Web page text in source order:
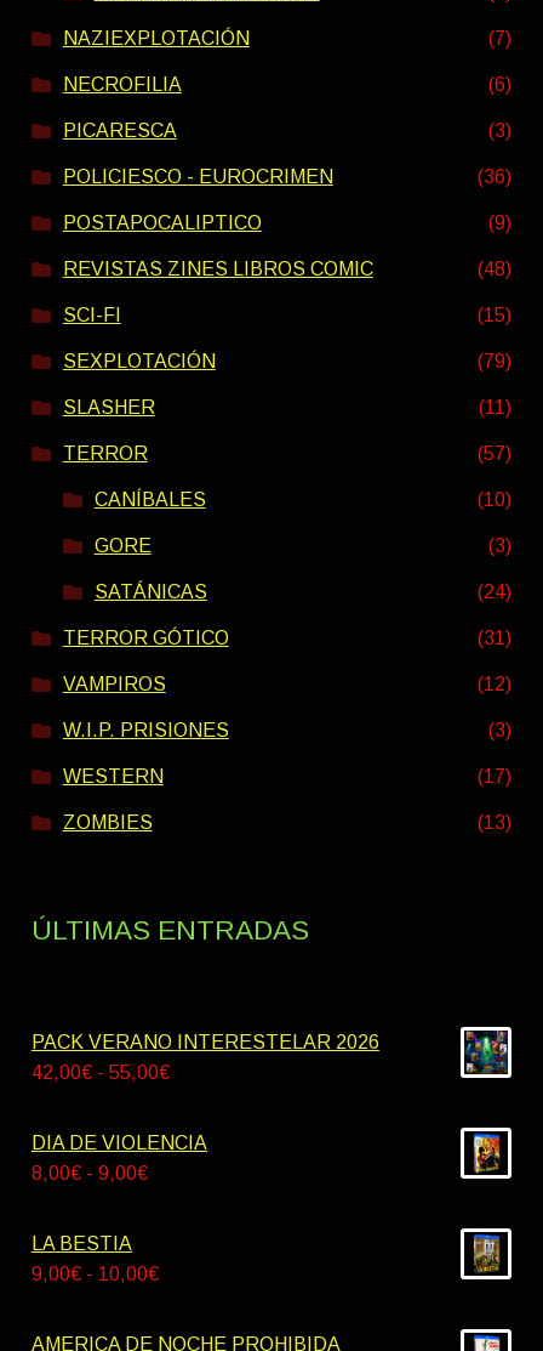
NAZIEXPLOTACIÓN (7)
NECROFILIA (6)
PICARESCA (3)
POLICIESCO - EUROCRIMEN (36)
POSTAPOCALIPTICO (9)
REVISTAS ZINES LIBROS COMIC (48)
SCI-FI (15)
SEXPLOTACIÓN (79)
SLASHER (11)
TERROR (57)
CANÍBALES (10)
GORE (3)
SATÁNICAS (24)
TERROR GÓTICO (31)
VAMPIROS (12)
W.I.P. PRISIONES (3)
WESTERN (17)
ZOMBIES (13)
ÚLTIMAS ENTRADAS
PACK VERANO INTERESTELAR 2026
42,00€ - 55,00€Rango
precios:
DIA DE VIOLENCIA
8,00€ - 9,00€Rango
desde
LA BESTIA
9,00€ - 10,00€Rango
precios:
AMERICA DE NOCHE PROHIBIDA